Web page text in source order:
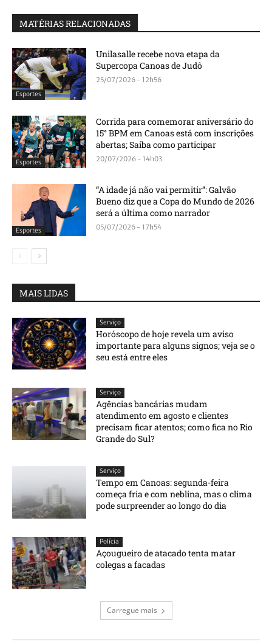
MATÉRIAS RELACIONADAS
Esportes
Unilasalle recebe nova etapa da
Supercopa Canoas de Judô
25/07/2026 - 12h56
Esportes
Corrida para comemorar aniversário do
15° BPM em Canoas está com inscrições
abertas; Saiba como participar
20/07/2026 - 14h03
Esportes
“A idade já não vai permitir”: Galvão
Bueno diz que a Copa do Mundo de 2026
será a última como narrador
05/07/2026 - 17h54
MAIS LIDAS
Serviço
Horóscopo de hoje revela um aviso
importante para alguns signos; veja se o
seu está entre eles
Serviço
Agências bancárias mudam
atendimento em agosto e clientes
precisam ficar atentos; como fica no Rio
Grande do Sul?
Serviço
Tempo em Canoas: segunda-feira
começa fria e com neblina, mas o clima
pode surpreender ao longo do dia
Polícia
Açougueiro de atacado tenta matar
colegas a facadas
Carregue mais